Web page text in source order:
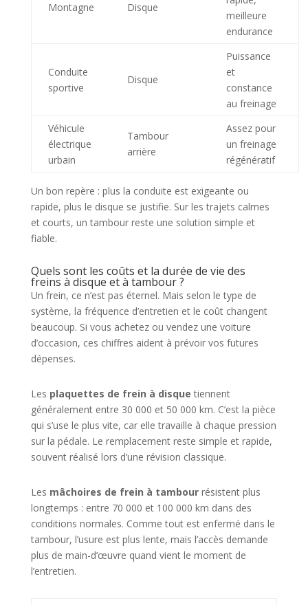
Montagne Disque
meilleure
endurance
Conduite
sportive
Disque
Puissance
et
constance
au freinage
Véhicule
électrique
urbain
Tambour
arrière
Assez pour
un freinage
régénératif
Un bon repère : plus la conduite est exigeante ou
rapide, plus le disque se justifie. Sur les trajets calmes
et courts, un tambour reste une solution simple et
fiable.
Quels sont les coûts et la durée de vie des
freins à disque et à tambour ?
Un frein, ce n’est pas éternel. Mais selon le type de
système, la fréquence d’entretien et le coût changent
beaucoup. Si vous achetez ou vendez une voiture
d’occasion, ces chiffres aident à prévoir vos futures
dépenses.
Les plaquettes de frein à disque tiennent
généralement entre 30 000 et 50 000 km. C’est la pièce
qui s’use le plus vite, car elle travaille à chaque pression
sur la pédale. Le remplacement reste simple et rapide,
souvent réalisé lors d’une révision classique.
Les mâchoires de frein à tambourrésistent plus
longtemps : entre 70 000 et 100 000 km dans des
conditions normales. Comme tout est enfermé dans le
tambour, l’usure est plus lente, mais l’accès demande
plus de main-d’œuvre quand vient le moment de
l’entretien.